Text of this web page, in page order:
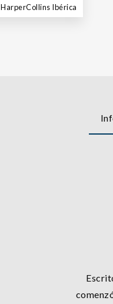
HarperCollins Ibérica